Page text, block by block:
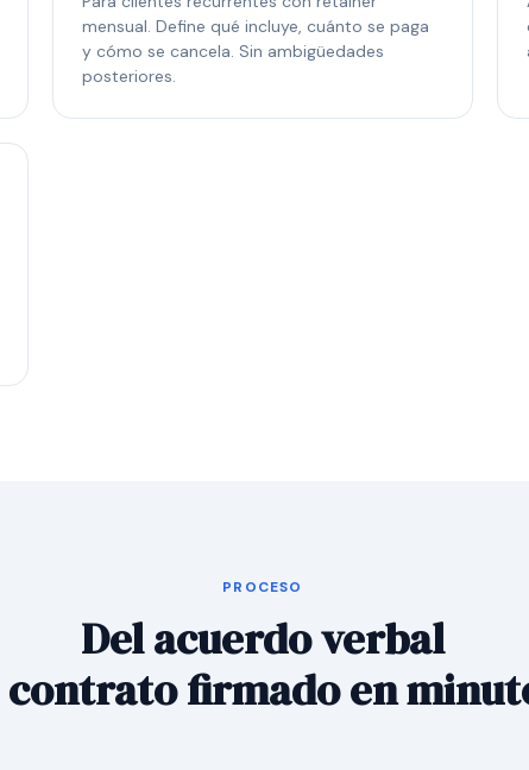
mensual. Define qué incluye, cuánto se paga
y cómo se cancela. Sin ambigüedades
posteriores.
PROCESO
Del acuerdo verbal
firmado en